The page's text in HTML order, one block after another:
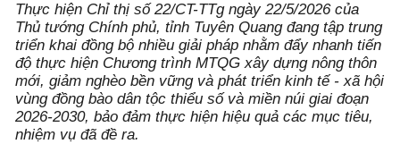
Thực hiện Chỉ thị số 22/CT-TTg ngày 22/5/2026 của
Thủ tướng Chính phủ, tỉnh Tuyên Quang đang tập trung
triển khai đồng bộ nhiều giải pháp nhằm đẩy nhanh tiến
độ thực hiện Chương trình MTQG xây dựng nông thôn
mới, giảm nghèo bền vững và phát triển kinh tế - xã hội
vùng đồng bào dân tộc thiểu số và miền núi giai đoạn
2026-2030, bảo đảm thực hiện hiệu quả các mục tiêu,
nhiệm vụ đã đề ra.